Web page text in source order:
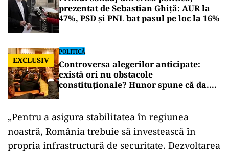
prezentat de Sebastian Ghiță: AUR la
47%, PSD și PNL bat pasul pe loc la 16%
EXCLUSIV
POLITICĂ
Controversa alegerilor anticipate:
există ori nu obstacole
constituționale? Hunor spune că da.
„Pentru a asigura stabilitatea în regiunea
noastră, România trebuie să investească în
propria infrastructură de securitate. Dezvoltarea